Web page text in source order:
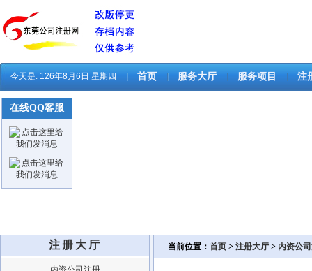
今天是: 126年8月6日 星期四 首页 服务大厅 服务项目 注
注册大厅 当前位置： 首页 > 注册大厅 > 内资公
在线QQ客服